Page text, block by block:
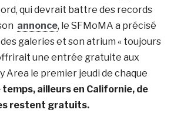
qui devrait battre des records
annonce, le SFMoMA a précisé
galeries et son atrium « toujours
une entrée gratuite aux
Area le premier jeudi de chaque
temps, ailleurs en Californie, de
restent gratuits.